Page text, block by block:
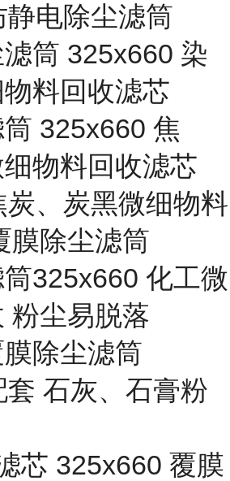
电除尘滤筒
筒 325x660 染
料回收滤芯
325x660 焦
物料回收滤芯
、炭黑微细物料
膜除尘滤筒
325x660 化工微
粉尘易脱落
除尘滤筒
石灰、石膏粉
芯 325x660 覆膜